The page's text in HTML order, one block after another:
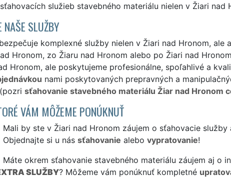
služieb stavebného materiálu nielen v Žiari nad
NAŠE SLUŽBY
komplexné služby nielen v Žiari nad Hronom, ale
Hronom, zo Žiaru nad Hronom alebo po Žiari nad
Hronom, ale poskytujeme profesionálne, spoľahlivé a
nami poskytovaných prepravných a
sťahovanie stavebného materiálu Žiar nad Hronom
VÁM MÔŽEME PONÚKNUŤ
Mali by ste v Žiari nad Hronom záujem o sťahovacie
Objednajte si u nás sťahovanie alebo vypratovanie!
Máte okrem sťahovanie stavebného materiálu záujem aj o
SLUŽBY? Môžeme vám ponúknuť kompletné